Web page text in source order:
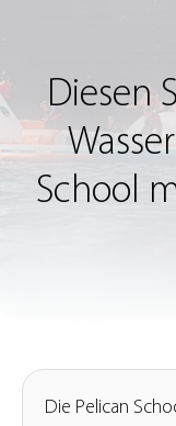
Diesen
School
Die Pelican